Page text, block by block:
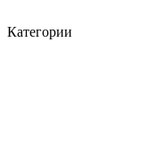
Категории